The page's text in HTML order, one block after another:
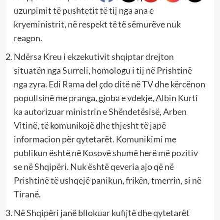
uzurpimit të pushtetit të tij nga ana e
kryeministrit, në respekt të të sëmurëve nuk
reagon.
Ndërsa Kreu i ekzekutivit shqiptar drejton
situatën nga Surreli, homologu i tij në Prishtinë
nga zyra. Edi Rama del çdo ditë në TV dhe kërcënon
popullsinë me pranga, gjoba e vdekje, Albin Kurti
ka autorizuar ministrin e Shëndetësisë, Arben
Vitinë, të komunikojë dhe thjesht të japë
informacion për qytetarët. Komunikimi me
publikun është në Kosovë shumë herë më pozitiv
se në Shqipëri. Nuk është qeveria ajo që në
Prishtinë të ushqejë panikun, frikën, tmerrin, si në
Tiranë.
Në Shqipëri janë bllokuar kufijtë dhe qytetarët